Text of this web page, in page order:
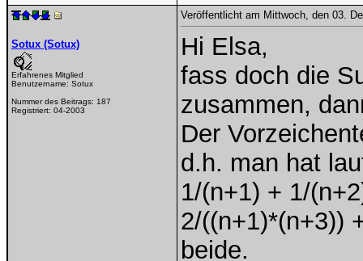
Sotux (Sotux)
Erfahrenes Mitglied
Benutzername: Sotux
Nummer des Beitrags: 187
Registriert: 04-2003
Veröffentlicht am Mittwoch, den 03.
Hi Elsa,
fass doch die
zusammen,
Der
d.h. man hat
1/(n+1) + 1/
2/((n+1)*(n+3))
beide.